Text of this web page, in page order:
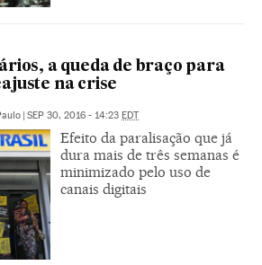
a queda de braço para
na crise
| SEP 30, 2016 - 14:23 EDT
Efeito da paralisação que já
dura mais de três semanas é
minimizado pelo uso de
canais digitais